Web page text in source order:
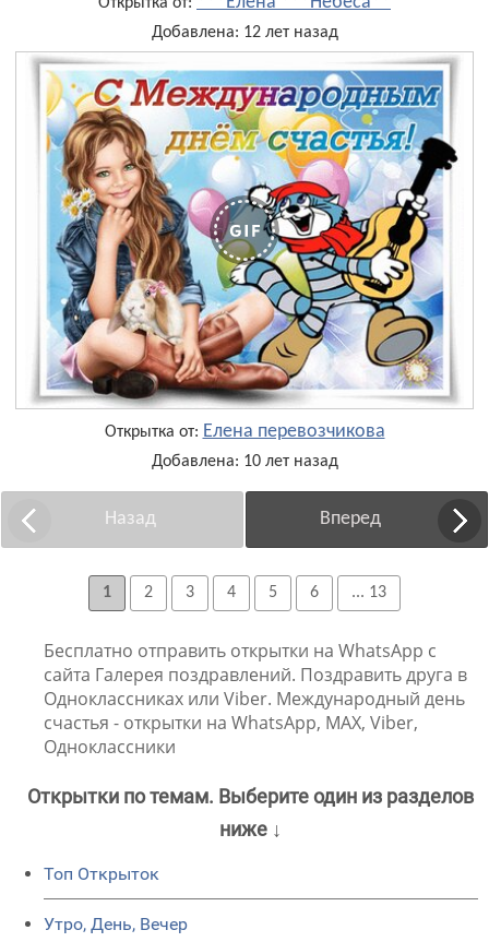
Добавлена: 12 лет назад
Открытка от: Елена перевозчикова
Добавлена: 10 лет назад
Назад Вперед
1 2 3 4 5 6 ... 13
Бесплатно отправить открытки на WhatsApp с
сайта Галерея поздравлений. Поздравить друга в
Одноклассниках или Viber. Международный день
счастья - открытки на WhatsApp, MAX, Viber,
Одноклассники
Открытки по темам. Выберите один из разделов
ниже ↓
Топ Открыток
Утро, День, Вечер